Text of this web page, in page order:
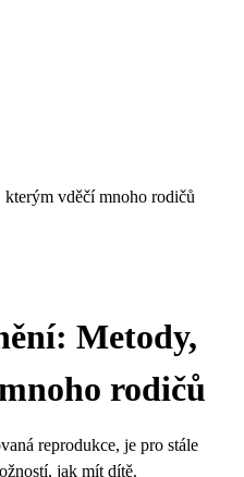
vděčí mnoho rodičů
Metody,
rodičů
reprodukce, je pro stále
jak mít dítě.